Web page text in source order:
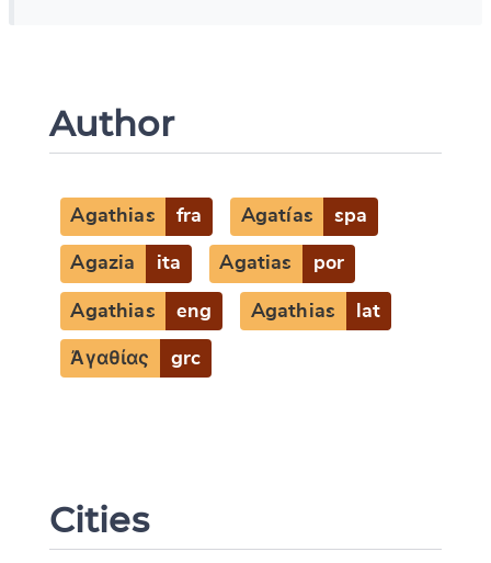
Author
Agathias fra Agatías spa
Agazia ita Agatias por
Agathias eng Agathias lat
Ἀγαθίας grc
Cities